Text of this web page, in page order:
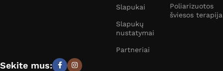
Slapukai
Slapukų
nustatymai
Partneriai
Poliarizuotos
šviesos terapija
Sekite mus: